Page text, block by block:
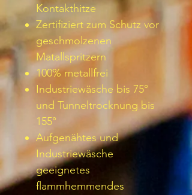
Kontakthitze
Zertifiziert zum Schutz vor
geschmolzenen
Matallspritzern
100% metallfrei
Industriewäsche bis 75°
und Tunneltrocknung bis
155°
Aufgenähtes und
Industriewäsche
geeignetes
flammhemmendes